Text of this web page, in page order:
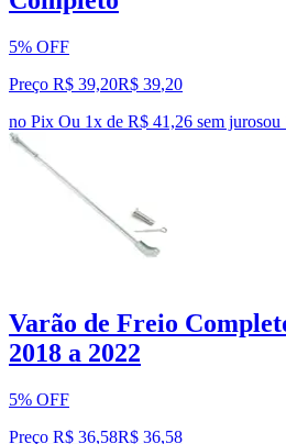
5% OFF
Preço R$ 39,20R$ 39,20
no Pix Ou 1x de R$ 41,26 sem jurosou
Varão de Freio
2018 a 2022
5% OFF
Preço R$ 36,58R$ 36,58